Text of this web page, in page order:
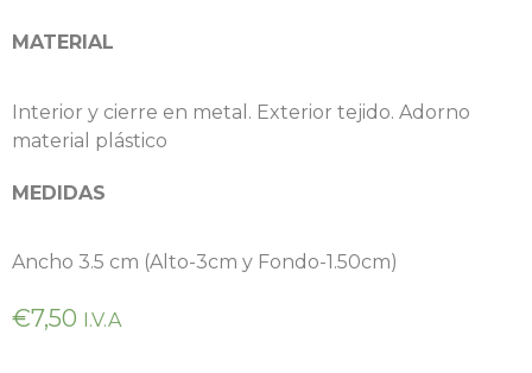
MATERIAL
Interior y cierre en metal. Exterior tejido. Adorno
material plástico
MEDIDAS
Ancho 3.5 cm (Alto-3cm y Fondo-1.50cm)
€7,50 I.V.A